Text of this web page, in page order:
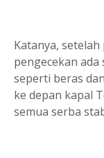
Katanya,
pengecekan
seperti beras
ke depan kapal
semua serba